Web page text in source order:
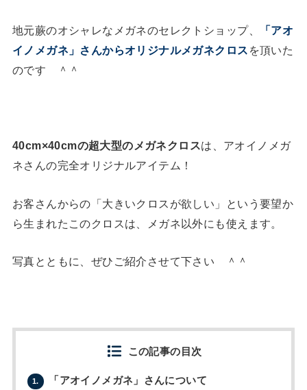
地元蕨のオシャレなメガネのセレクトショップ、
「アオ
イノメガネ」さんからオリジナルメガネクロス を頂いた
のです ＾＾
40cm×40cmの超大型のメガネクロスは、アオイノメガ
ネさんの完全オリジナルアイテム！
お客さんからの「大きいクロスが欲しい」という要望か
ら生まれたこのクロスは、メガネ以外にも使えます。
写真とともに、ぜひご紹介させて下さい ＾＾
この記事の目次
1. 「アオイノメガネ」さんについて